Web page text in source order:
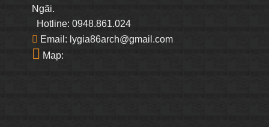
Ngãi.
Hotline: 0948.861.024
Email: lygia86arch@gmail.com
Map: